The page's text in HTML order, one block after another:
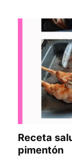
Receta
pimentón